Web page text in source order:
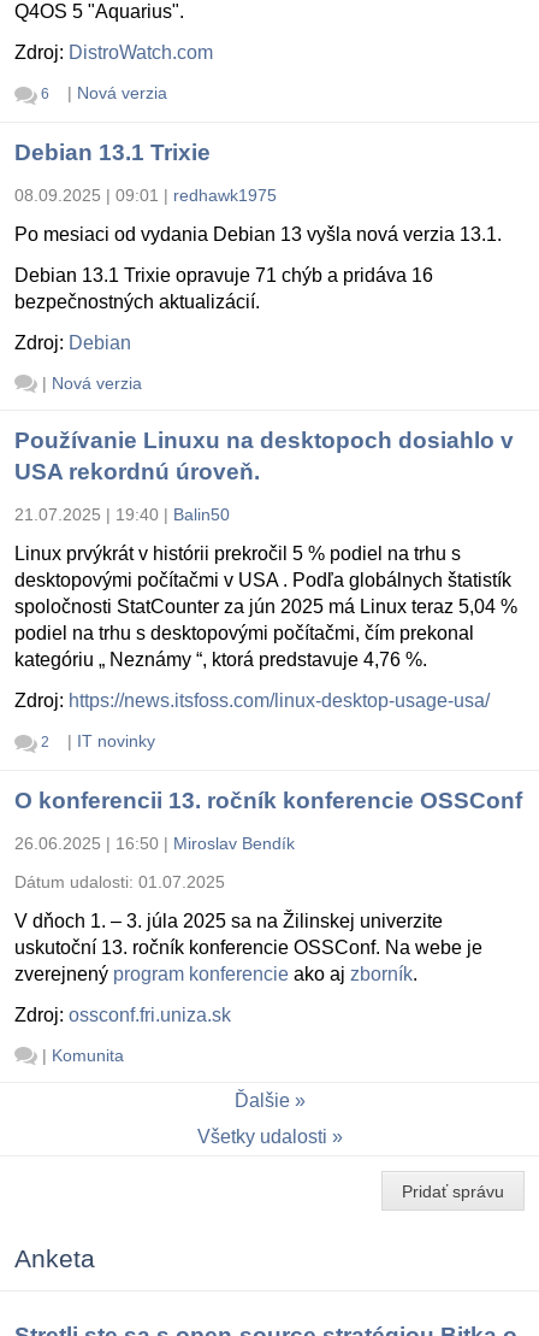
Q4OS 5 "Aquarius".
Zdroj: DistroWatch.com
6 | Nová verzia
Debian 13.1 Trixie
08.09.2025 | 09:01 | redhawk1975
Po mesiaci od vydania Debian 13 vyšla nová verzia 13.1.
Debian 13.1 Trixie opravuje 71 chýb a pridáva 16
bezpečnostných aktualizácií.
Zdroj: Debian
| Nová verzia
Používanie Linuxu na desktopoch dosiahlo v
USA rekordnú úroveň.
21.07.2025 | 19:40 | Balin50
Linux prvýkrát v histórii prekročil 5 % podiel na trhu s
desktopovými počítačmi v USA . Podľa globálnych štatistík
spoločnosti StatCounter za jún 2025 má Linux teraz 5,04 %
podiel na trhu s desktopovými počítačmi, čím prekonal
kategóriu „ Neznámy “, ktorá predstavuje 4,76 %.
Zdroj: https://news.itsfoss.com/linux-desktop-usage-usa/
2 | IT novinky
O konferencii 13. ročník konferencie OSSConf
26.06.2025 | 16:50 | Miroslav Bendík
Dátum udalosti: 01.07.2025
V dňoch 1. – 3. júla 2025 sa na Žilinskej univerzite
uskutoční 13. ročník konferencie OSSConf. Na webe je
zverejnený program konferencie ako aj zborník.
Zdroj: ossconf.fri.uniza.sk
| Komunita
Ďalšie
Všetky udalosti
Pridať správu
Anketa